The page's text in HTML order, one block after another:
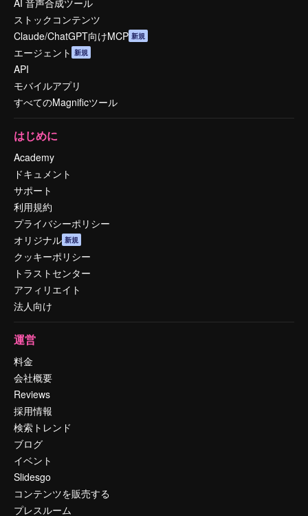
AI 音声合成ツール
ストックコンテンツ
Claude/ChatGPT向けMCP 新規
エージェント 新規
API
モバイルアプリ
すべてのMagnificツール
はじめに
Academy
ドキュメント
サポート
利用規約
プライバシーポリシー
オリジナル 新規
クッキーポリシー
トラストセンター
アフィリエイト
法人向け
運営
料金
会社概要
Reviews
採用情報
検索トレンド
ブログ
イベント
Slidesgo
コンテンツを販売する
プレスルーム